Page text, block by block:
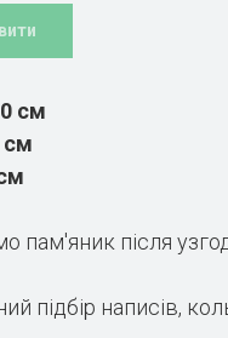
см
см
пам'яник після
підбір написів,